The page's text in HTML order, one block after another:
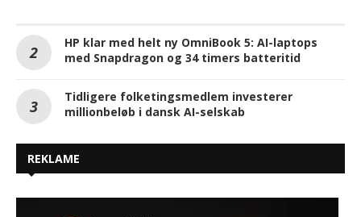
HP klar med helt ny OmniBook 5: AI-laptops
med Snapdragon og 34 timers batteritid
Tidligere folketingsmedlem investerer
millionbeløb i dansk AI-selskab
REKLAME